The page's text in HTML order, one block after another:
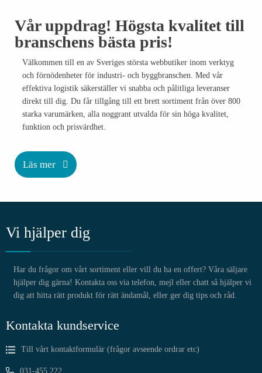
Hastighetsdisplay
Farthinder och kabelbryggor
Lots & ljus
Skyltbågar & övriga skyltar
Stabiliseringsblock
Lätt avstängning
Kantmarkeringsstolpe
Koner & Trafikrör
Övergangsställe
Stolpar & fötter
Vägavstängningspaket
Vår uppdrag! Högsta kvalitet till
branschens bästa pris!
Välkommen till en av Sveriges största webbutiker inom verktyg
och förnödenheter för industri- och byggbranschen. Med vår
effektiva logistik säkerställer vi snabba och pålitliga leveranser
direkt till dig. Du får tillgång till ett brett sortiment från över 800
starka varumärken, alla noggrant utvalda för sin höga kvalitet,
funktion och prisvärdhet.
Läs mer
Vi hjälper dig
Har du frågor om vårt sortiment eller vill du ha en offert? Våra säljare
hjälper dig gärna! Kontakta oss via telefon, mejl eller chatt så hjälper vi
dig att hitta rätt produkt för rätt ändamål, eller ger dig tips och råd.
Kontakta kundservice
Till vårt kontaktformulär (frågor avseende ordrar etc)
031-455 222